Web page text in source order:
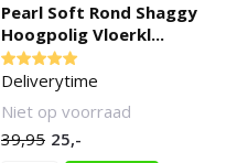
Pearl Soft Rond Shaggy
Hoogpolig Vloerkl...
Deliverytime
Niet op voorraad
39,95 25,-